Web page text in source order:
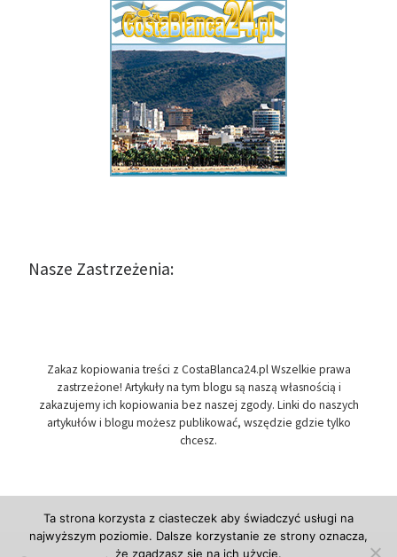
Nasze Zastrzeżenia:
Zakaz kopiowania treści z CostaBlanca24.pl Wszelkie prawa
zastrzeżone! Artykuły na tym blogu są naszą własnością i
zakazujemy ich kopiowania bez naszej zgody. Linki do naszych
artykułów i blogu możesz publikować, wszędzie gdzie tylko
chcesz.
Ta strona korzysta z ciasteczek aby świadczyć usługi na
najwyższym poziomie. Dalsze korzystanie ze strony oznacza,
że zgadzasz się na ich użycie.